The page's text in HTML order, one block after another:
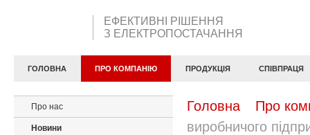
ЕФЕКТИВНІ РІШЕННЯ
З ЕЛЕКТРОПОСТАЧАННЯ
ГОЛОВНА ПРО КОМПАНІЮ ПРОДУКЦІЯ СПІВПРАЦЯ
Головна
Про
виробничого
Про нас
Новини